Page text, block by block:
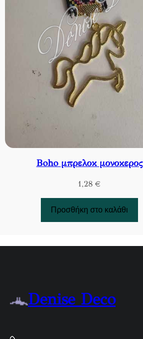
Βoho μπρελοκ μονοκερος
1,28 €
Προσθήκη στο καλάθι
Denise Deco